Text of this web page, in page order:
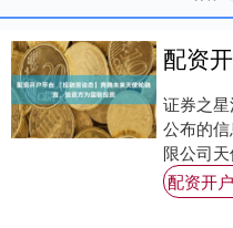
证券之
公布的
限公司
资的机构
科....
配资开